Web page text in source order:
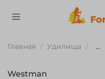
Главная Удилища ...
Westman